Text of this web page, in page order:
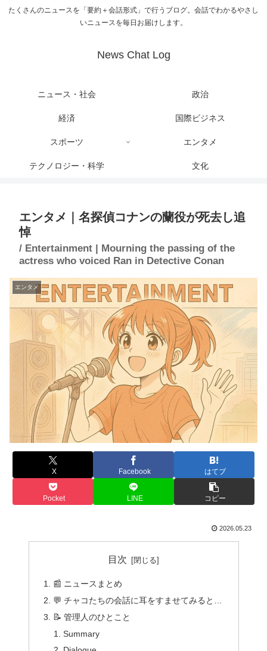
たくさんのニュースを「要約＋会話形式」で行うブログ。会話でわかるやさし
いニュースを毎日お届けします。
News Chat Log
ニュース・社会 政治
経済 国際ビジネス
スポーツ エンタメ
テクノロジー・科学 文化
エンタメ｜名探偵コナンの蘭役が死去し追
悼
/ Entertainment | Mourning the passing of the
actress who voiced Ran in Detective Conan
エンタメ
X Facebook はてブ
Pocket LINE コピー
2026.05.23
目次
📰 ニュースまとめ
💬 チャコたちの会話に耳をすませてみると…
📝 管理人のひとこと
Summary